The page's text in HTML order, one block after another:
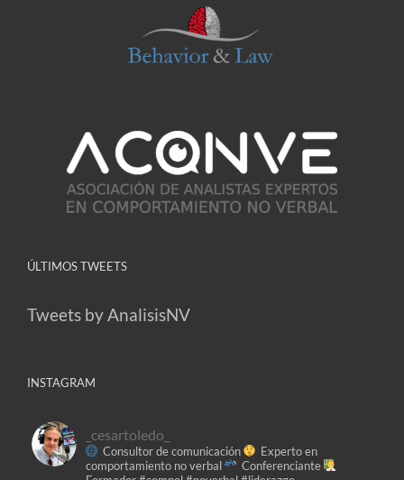
ÚLTIMOS TWEETS
Tweets by AnalisisNV
INSTAGRAM
_cesartoledo_
Consultor de comunicación
Experto en
comportamiento no verbal
Conferenciante